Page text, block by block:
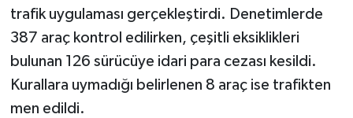
trafik uygulaması gerçekleştirdi. Denetimlerde
387 araç kontrol edilirken, çeşitli eksiklikleri
bulunan 126 sürücüye idari para cezası kesildi.
Kurallara uymadığı belirlenen 8 araç ise trafikten
men edildi.